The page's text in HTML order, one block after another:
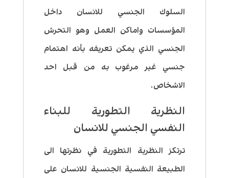
السلوك الجنسي للانسان داخل
المؤسسات واماكن العمل وهو التحرش
الجنسي الذي يمكن تعريفه بأنه اهتمام
جنسي غير مرغوب به من قبل احد
الاشخاص.
النظرية التطورية للبناء
النفسي الجنسي للانسان
ترتكز النظرية التطورية في نظرتها الى
الطبيعة النفسية الجنسية للانسان على